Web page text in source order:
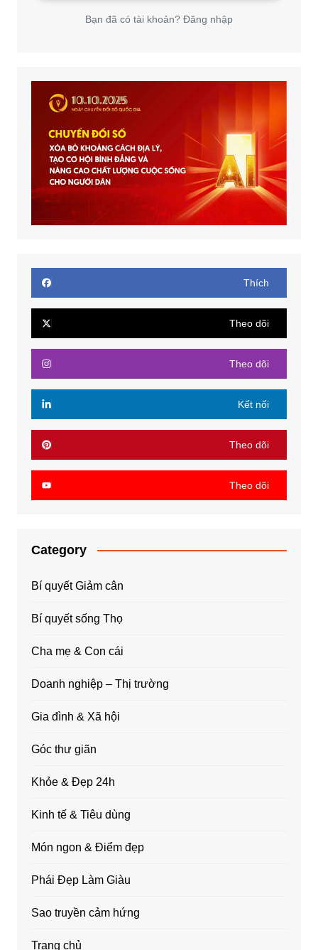
Bạn đã có tài khoản? Đăng nhập
Thích
Theo dõi
Theo dõi
Kết nối
Theo dõi
Theo dõi
Category
Bí quyết Giảm cân
Bí quyết sống Thọ
Cha mẹ & Con cái
Doanh nghiệp – Thị trường
Gia đình & Xã hội
Góc thư giãn
Khỏe & Đẹp 24h
Kinh tế & Tiêu dùng
Món ngon & Điểm đẹp
Phái Đẹp Làm Giàu
Sao truyền cảm hứng
Trang chủ